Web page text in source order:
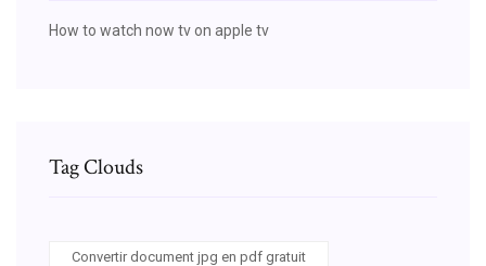
How to watch now tv on apple tv
Tag Clouds
Convertir document jpg en pdf gratuit